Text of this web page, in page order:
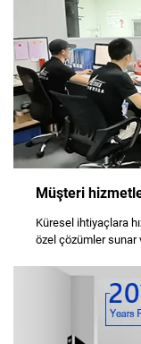
Müşteri
Küresel ihtiyaçlara
özel çözümler sunar